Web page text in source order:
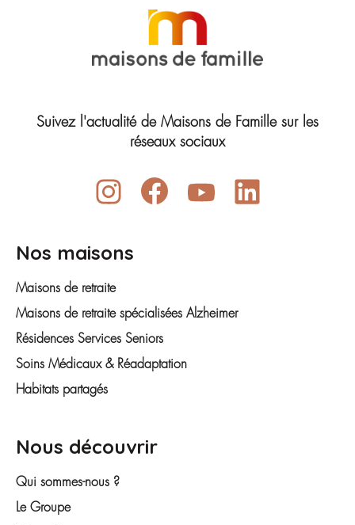
Suivez l'actualité de Maisons de Famille sur les
réseaux sociaux
Nos maisons
Maisons de retraite
Maisons de retraite spécialisées Alzheimer
Résidences Services Seniors
Soins Médicaux & Réadaptation
Habitats partagés
Nous découvrir
Qui sommes-nous ?
Le Groupe